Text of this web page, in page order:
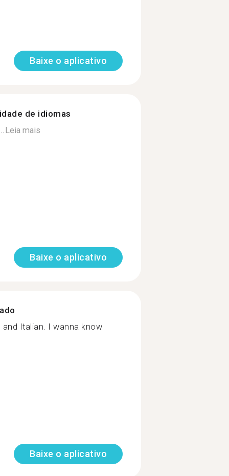
Baixe o aplicativo
de idiomas
Leia mais
Baixe o aplicativo
and Italian. I wanna know
Baixe o aplicativo